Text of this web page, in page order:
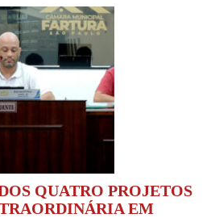
QUATRO PROJETOS
EM